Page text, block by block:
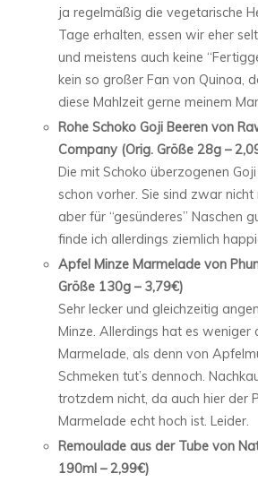
ja regelmäßig die vegetarische
Tage erhalten, essen wir eher
und meistens auch keine
kein so großer Fan von Quinoa,
diese Mahlzeit gerne meinem
Rohe Schoko Goji Beeren von
Company (Orig. Größe 28g –
Die mit Schoko überzogenen
schon vorher. Sie sind zwar nicht
aber für “gesünderes” Naschen
finde ich allerdings ziemlich
Apfel Minze Marmelade von
Größe 130g – 3,79€)
Sehr lecker und gleichzeitig
Minze. Allerdings hat es weniger
Marmelade, als denn von
Schmeken tut’s dennoch.
trotzdem nicht, da auch hier der
Marmelade echt hoch ist. Leider.
Remoulade aus der Tube von
190ml – 2,99€)